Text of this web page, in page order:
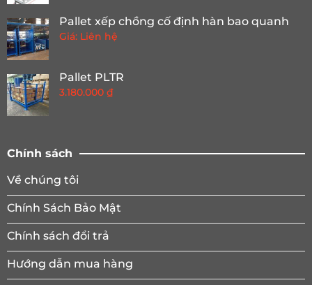
11.000.000 ₫.
là:
Pallet xếp chồng cố định hàn bao quanh
Giá: Liên hệ
Pallet PLTR
3.180.000 ₫
Chính sách
Về chúng tôi
Chính Sách Bảo Mật
Chính sách đổi trả
Hướng dẫn mua hàng